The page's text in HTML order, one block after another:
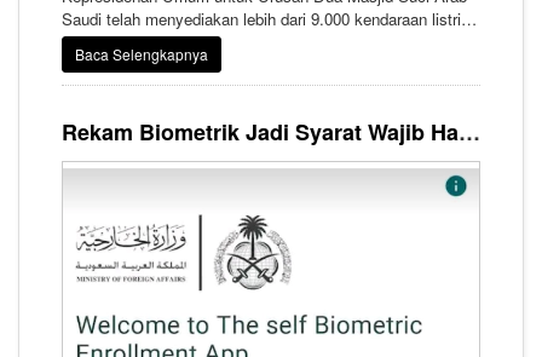
Saudi telah menyediakan lebih dari 9.000 kendaraan listrik
di Masjidil Haram.
Baca Selengkapnya
Rekam Biometrik Jadi Syarat Wajib Haji Tahun Ini, PIHK Bisa Bantu Fasilitasi Jemaah